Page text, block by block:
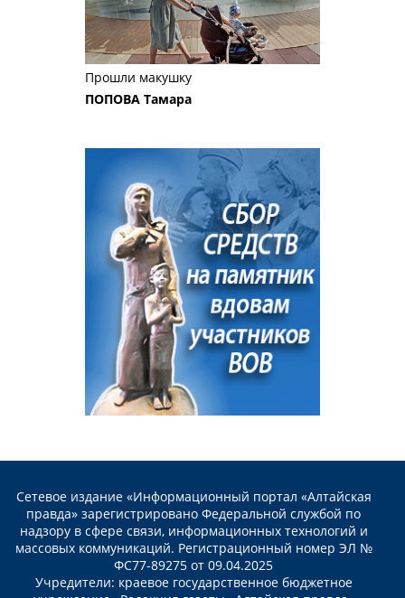
Прошли макушку
ПОПОВА Тамара
Сетевое издание «Информационный портал «Алтайская
правда» зарегистрировано Федеральной службой по
надзору в сфере связи, информационных технологий и
массовых коммуникаций. Регистрационный номер ЭЛ №
ФС77-89275 от 09.04.2025
Учредители: краевое государственное бюджетное